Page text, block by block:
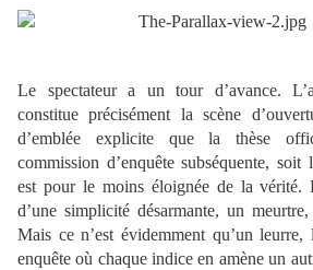
Le spectateur a un tour d’avance.
constitue précisément la scène
d’emblée explicite que la thèse
commission d’enquête subséquente, soit
est pour le moins éloignée de la vérité.
d’une simplicité désarmante, un
Mais ce n’est évidemment qu’un leurre,
enquête où chaque indice en amène un